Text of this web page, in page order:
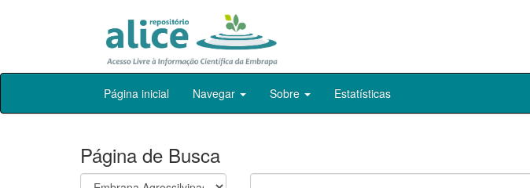
Skip
Página inicial Navegar Sobre Estatísticas
Página de Busca